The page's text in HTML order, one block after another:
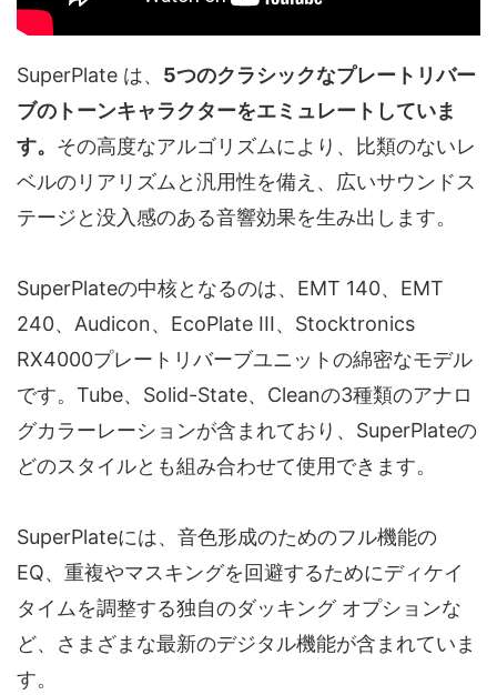
SuperPlate は、 5つのクラシックなプレートリバー
ブのトーンキャラクターをエミュレートしていま
す。 その高度なアルゴリズムにより、比類のないレ
ベルのリアリズムと汎用性を備え、広いサウンドス
テージと没入感のある音響効果を生み出します。
SuperPlateの中核となるのは、EMT 140、EMT
240、Audicon、EcoPlate III、Stocktronics
RX4000プレートリバーブユニットの綿密なモデル
です。Tube、Solid-State、Cleanの3種類のアナロ
グカラーレーションが含まれており、SuperPlateの
どのスタイルとも組み合わせて使用​​できます。
SuperPlateには、音色形成のためのフル機能の
EQ、重複やマスキングを回避するためにディケイ
タイムを調整する独自のダッキング オプションな
ど、さまざまな最新のデジタル機能が含まれていま
す。